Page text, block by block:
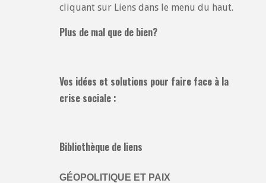
cliquant sur Liens dans le menu du haut.
Plus de mal que de bien?
Vos idées et solutions pour faire face à la
crise sociale :
Bibliothèque de liens
GÉOPOLITIQUE ET PAIX